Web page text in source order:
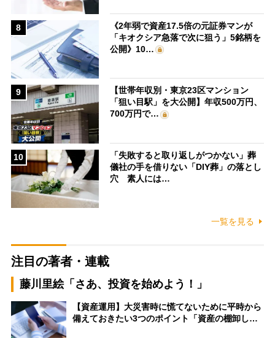
8
《2年弱で資産17.5倍の元証券マンが
「キオクシア急落で次に狙う」5銘柄を
公開》10…
9
【世帯年収別・東京23区マンション
「狙い目駅」を大公開】年収500万円、
700万円で…
10
「失敗すると取り返しがつかない」葬
儀社の手を借りない「DIY葬」の落とし
穴 素人には…
一覧を見る
注目の著者・連載
藤川里絵「さあ、投資を始めよう！」
【資産運用】大災害時に慌てないために平時から
備えておきたい3つのポイント「資産の棚卸し…